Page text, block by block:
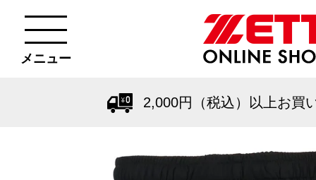
メニュー
2,000円（税込）以上お買